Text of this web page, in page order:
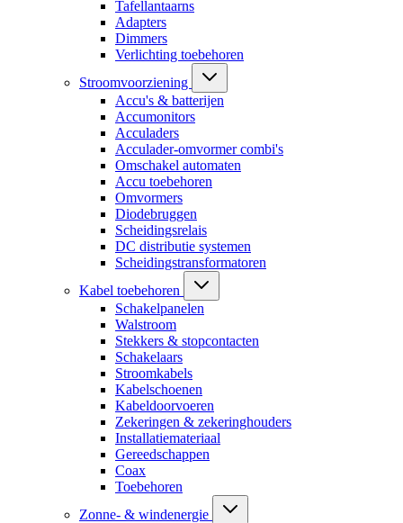
Tafellantaarns
Adapters
Dimmers
Verlichting toebehoren
Stroomvoorziening
Accu's & batterijen
Accumonitors
Acculaders
Acculader-omvormer combi's
Omschakel automaten
Accu toebehoren
Omvormers
Diodebruggen
Scheidingsrelais
DC distributie systemen
Scheidingstransformatoren
Kabel toebehoren
Schakelpanelen
Walstroom
Stekkers & stopcontacten
Schakelaars
Stroomkabels
Kabelschoenen
Kabeldoorvoeren
Zekeringen & zekeringhouders
Installatiemateriaal
Gereedschappen
Coax
Toebehoren
Zonne- & windenergie